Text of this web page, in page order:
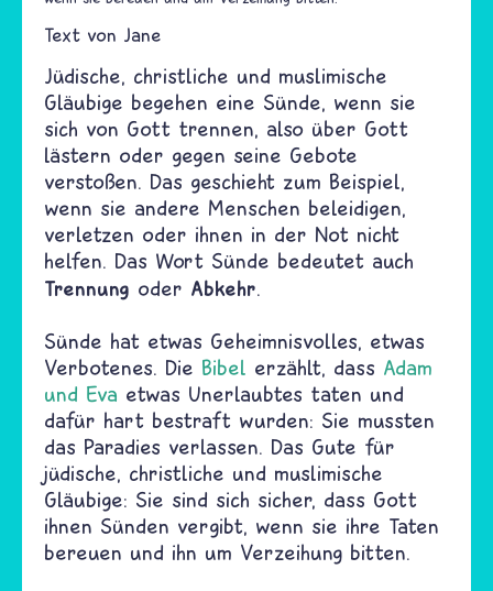
Text von Jane
Jüdische, christliche und muslimische
Gläubige begehen eine Sünde, wenn sie
sich von Gott trennen, also über Gott
lästern oder gegen seine Gebote
verstoßen. Das geschieht zum Beispiel,
wenn sie andere Menschen beleidigen,
verletzen oder ihnen in der Not nicht
helfen. Das Wort Sünde bedeutet auch
Trennung oder Abkehr.
Sünde hat etwas Geheimnisvolles, etwas
Verbotenes. Die Bibel erzählt, dass Adam
und Eva etwas Unerlaubtes taten und
dafür hart bestraft wurden: Sie mussten
das Paradies verlassen. Das Gute für
jüdische, christliche und muslimische
Gläubige: Sie sind sich sicher, dass Gott
ihnen Sünden vergibt, wenn sie ihre Taten
bereuen und ihn um Verzeihung bitten.